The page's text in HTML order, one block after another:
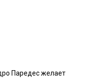
Паредес желает